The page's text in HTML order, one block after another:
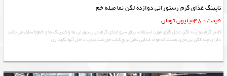
تاپینگ غذای گرم رستورانی دوازده لگن نما میله خم
قیمت : 48میلیون تومان
کانتر گرم دوازده لگن مدل گازی مورد استفاده برای سرو غذای گرم در رستوران ها و کترینگ ها و خطوط سلف می باشد
دارای چند لگن بن ماری هست که مواد غذایی نظیر برنج کباب خورشت سوپ داخل آنها نگهداری